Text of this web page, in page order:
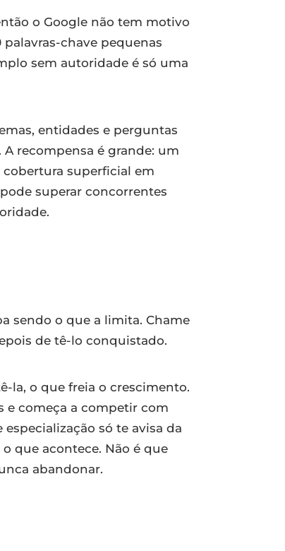
o Google não tem motivo
chave pequenas
sem autoridade é só uma
entidades e perguntas
recompensa é grande: um
superficial em
superar concorrentes
sendo o que a limita. Chame
de tê-lo conquistado.
la, o que freia o crescimento.
e começa a competir com
só te avisa da
que acontece. Não é que
abandonar.